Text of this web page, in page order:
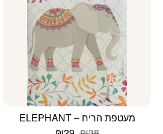
מעטפת הריח – ELEPHANT